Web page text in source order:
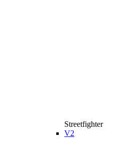
Streetfighter
V2